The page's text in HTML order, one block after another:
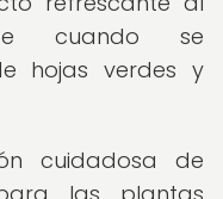
cuando se
hojas verdes y
cuidadosa de